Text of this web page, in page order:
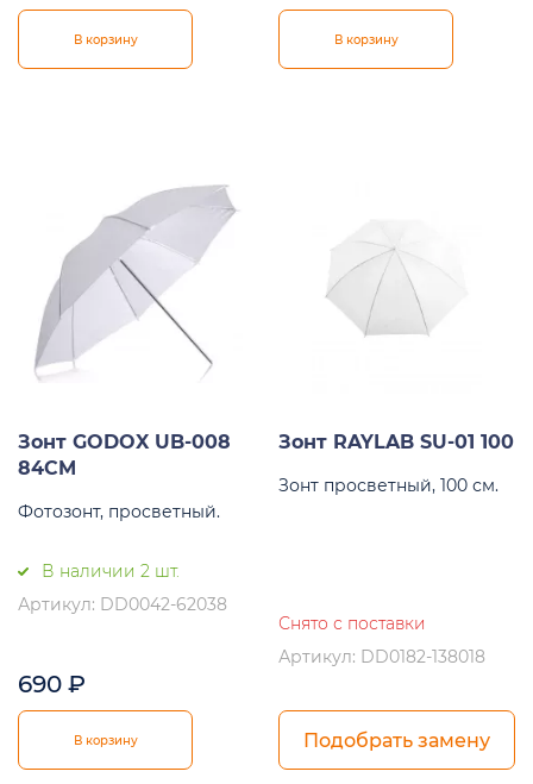
В корзину В корзину
Зонт GODOX UB-008
84CM
Фотозонт, просветный.
В наличии 2 шт.
Артикул: DD0042-62038
690 ₽
В корзину
Зонт RAYLAB SU-01 100
Зонт просветный, 100 см.
Снято с поставки
Артикул: DD0182-138018
Подобрать замену